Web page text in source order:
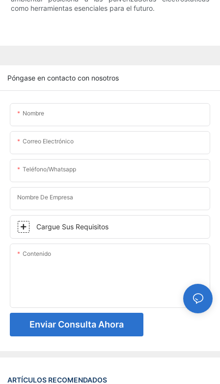
como herramientas esenciales para el futuro.
Póngase en contacto con nosotros
Nombre
Correo Electrónico
Teléfono/whatsapp
Nombre De Empresa
Cargue Sus Requisitos
Contenido
Enviar Consulta Ahora
ARTÍCULOS RECOMENDADOS